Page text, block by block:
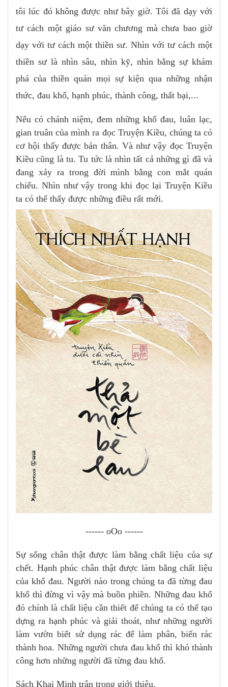
tôi lúc đó không được như bây giờ. Tôi đã dạy với
tư cách một giáo sư văn chương mà chưa bao giờ
dạy với tư cách một thiền sư. Nhìn với tư cách một
thiền sư là nhìn sâu, nhìn kỹ, nhìn bằng sự khám
phá của thiền quán mọi sự kiện qua những nhận
thức, đau khổ, hạnh phúc, thành công, thất bại,...
Nếu có chánh niệm, đem những khổ đau, luân lạc,
gian truân của mình ra đọc Truyện Kiều, chúng ta có
cơ hội thấy được bản thân. Và như vậy đọc Truyện
Kiều cũng là tu. Tu tức là nhìn tất cả những gì đã và
đang xảy ra trong đời mình bằng con mắt quán
chiếu. Nhìn như vậy trong khi đọc lại Truyện Kiều
ta có thể thấy được những điều rất mới.
------ oOo ------
Sự sống chân thật được làm bằng chất liệu của sự
chết. Hạnh phúc chân thật được làm bằng chất liệu
của khổ đau. Người nào trong chúng ta đã từng đau
khổ thì đừng vì vậy mà buồn phiền. Những đau khổ
đó chính là chất liệu cần thiết để chúng ta có thể tạo
dựng ra hạnh phúc và giải thoát, như những người
làm vườn biết sử dụng rác để làm phân, biến rác
thành hoa. Những người chưa đau khổ thì khó thành
công hơn những người đã từng đau khổ.
Sách Khai Minh trân trọng giới thiệu.